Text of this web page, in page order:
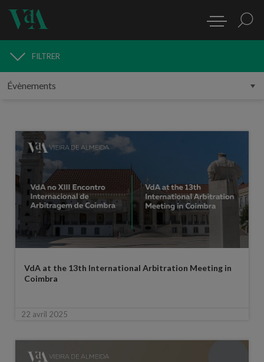
MÉDIAS
FILTRER
VdA at the 13th International Arbitration Meeting in
Coimbra
22 avril 2025